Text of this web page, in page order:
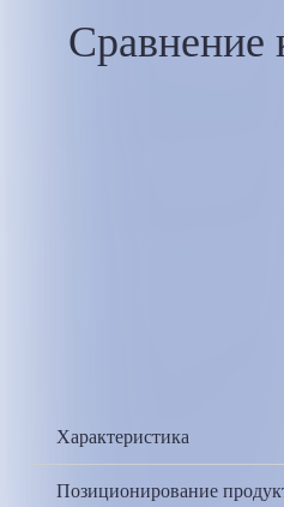
Сравнение
Характеристика
Позиционирование